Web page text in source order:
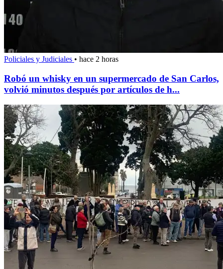
Policiales y Judiciales • hace 2 horas
Robó un whisky en un supermercado de San Carlos,
volvió minutos después por artículos de h...